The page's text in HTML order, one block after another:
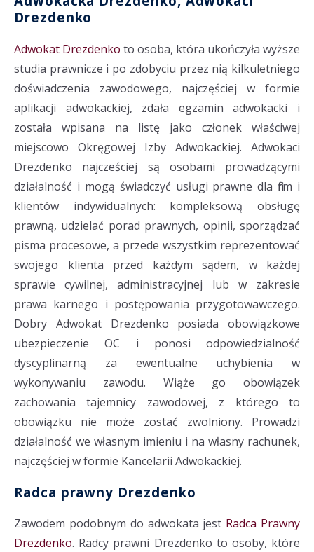
Drezdenko
Adwokat Drezdenko to osoba, która ukończyła wyższe
studia prawnicze i po zdobyciu przez nią kilkuletniego
doświadczenia zawodowego, najczęściej w formie
aplikacji adwokackiej, zdała egzamin adwokacki i
została wpisana na listę jako członek właściwej
miejscowo Okręgowej Izby Adwokackiej. Adwokaci
Drezdenko najcześciej są osobami prowadzącymi
działalność i mogą świadczyć usługi prawne dla firm i
klientów indywidualnych: kompleksową obsługę
prawną, udzielać porad prawnych, opinii, sporządzać
pisma procesowe, a przede wszystkim reprezentować
swojego klienta przed każdym sądem, w każdej
sprawie cywilnej, administracyjnej lub w zakresie
prawa karnego i postępowania przygotowawczego.
Dobry Adwokat Drezdenko posiada obowiązkowe
ubezpieczenie OC i ponosi odpowiedzialność
dyscyplinarną za ewentualne uchybienia w
wykonywaniu zawodu. Wiąże go obowiązek
zachowania tajemnicy zawodowej, z którego to
obowiązku nie może zostać zwolniony. Prowadzi
działalność we własnym imieniu i na własny rachunek,
najczęściej w formie Kancelarii Adwokackiej.
Radca prawny Drezdenko
Zawodem podobnym do adwokata jest Radca Prawny
Drezdenko. Radcy prawni Drezdenko to osoby, które